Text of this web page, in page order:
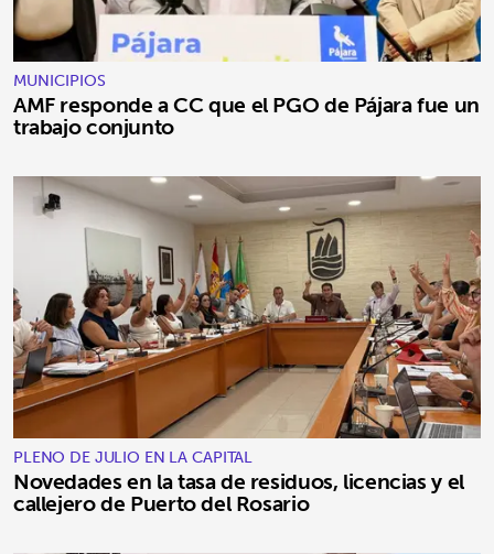
MUNICIPIOS
AMF responde a CC que el PGO de Pájara fue un
trabajo conjunto
PLENO DE JULIO EN LA CAPITAL
Novedades en la tasa de residuos, licencias y el
callejero de Puerto del Rosario